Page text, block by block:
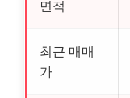
면적
최근 매매
가